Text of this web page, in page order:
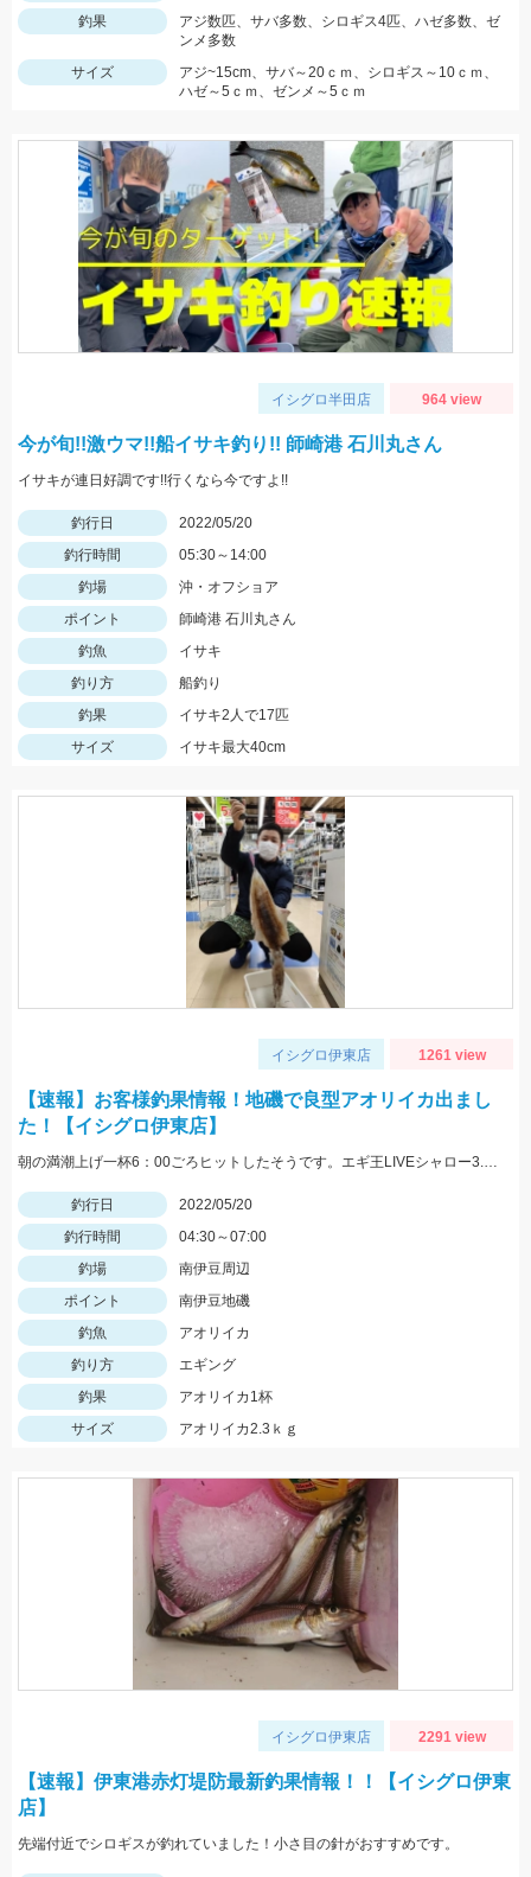
釣果
アジ数匹、サバ多数、シロギス4匹、ハゼ多数、ゼ
ンメ多数
サイズ
アジ~15cm、サバ～20ｃｍ、シロギス～10ｃｍ、
ハゼ～5ｃｍ、ゼンメ～5ｃｍ
イシグロ半田店 964 view
今が旬!!激ウマ!!船イサキ釣り!! 師崎港 石川丸さん
イサキが連日好調です!!行くなら今ですよ!!
釣行日
2022/05/20
釣行時間
05:30～14:00
釣場
沖・オフショア
ポイント
師崎港 石川丸さん
釣魚
イサキ
釣り方
船釣り
釣果
イサキ2人で17匹
サイズ
イサキ最大40cm
イシグロ伊東店 1261 view
【速報】お客様釣果情報！地磯で良型アオリイカ出まし
た！【イシグロ伊東店】
朝の満潮上げ一杯6：00ごろヒットしたそうです。エギ王LIVEシャロー3.5号ムラムラチェリーを使用。情報提供ありがとうございます！
釣行日
2022/05/20
釣行時間
04:30～07:00
釣場
南伊豆周辺
ポイント
南伊豆地磯
釣魚
アオリイカ
釣り方
エギング
釣果
アオリイカ1杯
サイズ
アオリイカ2.3ｋｇ
イシグロ伊東店 2291 view
【速報】伊東港赤灯堤防最新釣果情報！！【イシグロ伊東
店】
先端付近でシロギスが釣れていました！小さ目の針がおすすめです。